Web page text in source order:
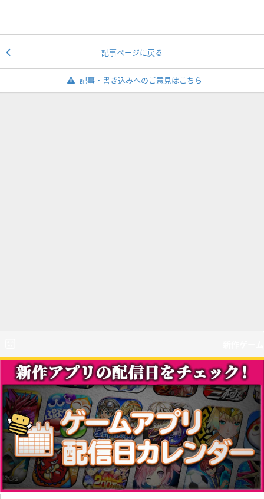
記事ページに戻る
記事・書き込みへのご意見はこちら